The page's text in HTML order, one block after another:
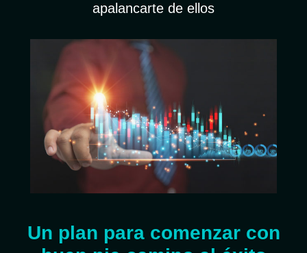
apalancarte de ellos
Un plan para comenzar con